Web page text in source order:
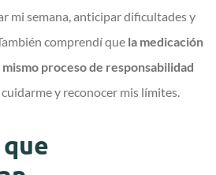
mi semana, anticipar dificultades y
comprendí que la medicación
proceso de responsabilidad
y reconocer mis límites.